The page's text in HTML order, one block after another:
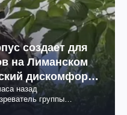
создает для
на Лиманском
дискомфорт:
назад
группы